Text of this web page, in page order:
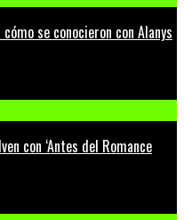
se conocieron con Alanys
con ‘Antes del Romance